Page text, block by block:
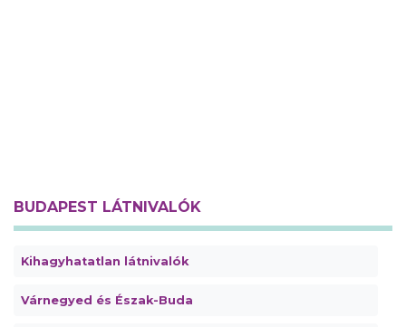
BUDAPEST LÁTNIVALÓK
Kihagyhatatlan látnivalók
Várnegyed és Észak-Buda